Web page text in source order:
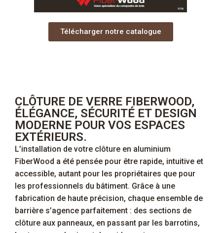
Télécharger notre catalogue
CLÔTURE DE VERRE FIBERWOOD,
ÉLÉGANCE, SÉCURITÉ ET DESIGN
MODERNE POUR VOS ESPACES
EXTÉRIEURS.
L’installation de votre clôture en aluminium
FiberWood a été pensée pour être rapide, intuitive et
accessible, autant pour les propriétaires que pour
les professionnels du bâtiment. Grâce à une
fabrication de haute précision, chaque ensemble de
barrière s’agence parfaitement : des sections de
clôture aux panneaux, en passant par les barrotins,